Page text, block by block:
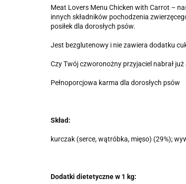
Meat Lovers Menu Chicken with Carrot –
innych składników pochodzenia
posiłek dla dorosłych psów.
Jest bezglutenowy i nie zawiera dodatku
Czy Twój czworonożny przyjaciel nabrał
Pełnoporcjowa karma dla dorosłych psów
Skład:
kurczak (serce, wątróbka, mięso) (29%);
Dodatki dietetyczne w 1 kg: